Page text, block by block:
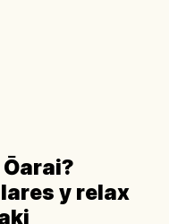
y relax